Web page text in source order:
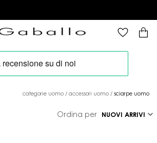
categorie uomo / accessori uomo / sciarpe uomo
Ordina per